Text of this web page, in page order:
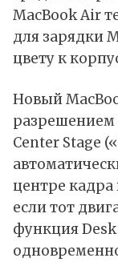
MacBook Air
для зарядки
цвету к
Новый
разрешением
Center Stage
центре кадра
если тот
функция